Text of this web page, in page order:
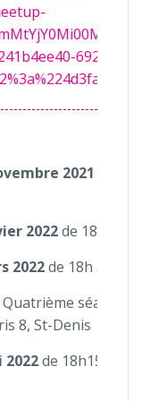
6925-
2021
2022de 18h à
2022de 18h à 20h
Quatrième séance,
8, St-Denis
2022de 18h15 à